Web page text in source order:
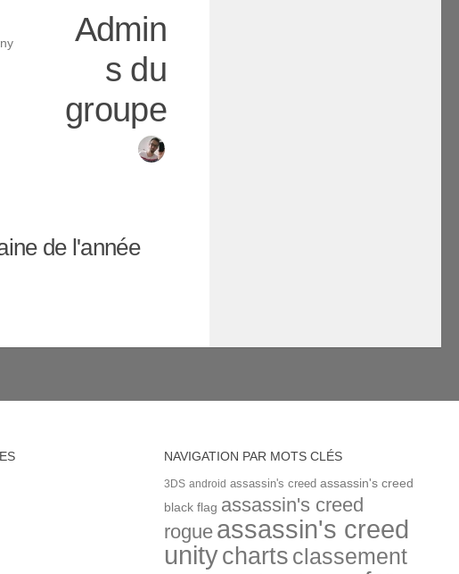
Admin
s du
groupe
de l'année
NAVIGATION PAR MOTS CLÉS
3DS android assassin's creed assassin's creed
black flag assassin's creed
rogue assassin's creed
unitycharts classement